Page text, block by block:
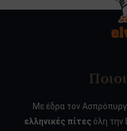
Με έδρα τον
ελληνικές πίτες όλη την